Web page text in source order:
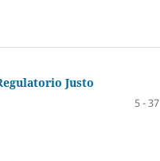
Justo
5 - 37